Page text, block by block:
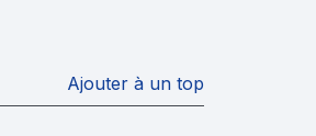
Ajouter à un top